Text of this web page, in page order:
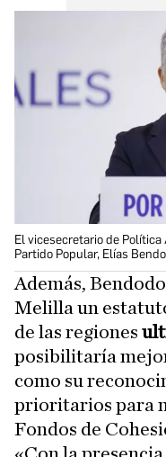
El vicesecretario de
Partido Popular, Elías
Además,
Melilla un
de las regiones
posibilitaría
como su
prioritarios para
Fondos de